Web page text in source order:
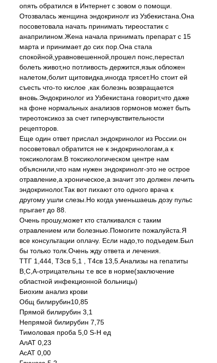
опять обратился в Интернет с зовом о помощи.
Отозвалась женщина эндокринолг из Узбекистана.Она
посоветовала начать принимать тиреостатик с
анаприлином.Жена начала принимать препарат с 15
марта и принимает до сих пор.Она стала
спокойной,уравновешенной,прошел понс,перестал
болеть живот,но потливость держится,язык обложен
налетом,болит щитовидка,иногда трясет.Но стоит ей
съесть что-то кислое ,как болезнь возвращается
вновь.Эндокринолог из Узбекистана говорит,что даже
на фоне нормальных анализов гормонов может быть
тиреотоксикоз за счет гиперчувствительности
рецепторов.
Еще один ответ прислал эндокринолог из России.он
посоветовал обратится не к эндокринологам,а к
токсикологам.В токсикологическом центре нам
объяснили,что нам нужен эндокринолг-это не острое
отравление,а хроническое,а значит это должен лечить
эндокринолог.Так вот пихают ото одного врача к
другому ушли слезы.Но когда уменьшаешь дозу пульс
прыгает до 88.
Очень прошу,может кто сталкивался с таким
отравлением или болезнью.Помогите пожалуйста.Я
все консультации оплачу. Если надо,то подъедем.Был
бы только толк.Очень жду ответа и лечения.
ТТГ 1,444, Т3св 5,1 , Т4св 13,5.Анализы на гепатиты
В,С,А-отрицательны т.е все в норме(заключение
областной инфекционной больницы)
Биохим анализ крови
Общ билирубин10,85
Прямой билирубин 3,1
Непрямой билирубин 7,75
Тимоловая проба 5,0 S-H ед
АлАТ 0,23
АсАТ 0,00